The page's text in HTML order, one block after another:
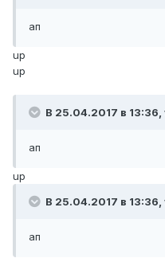
ап
up
up
В 25.04.2017 в
ап
up
В 25.04.2017 в
ап